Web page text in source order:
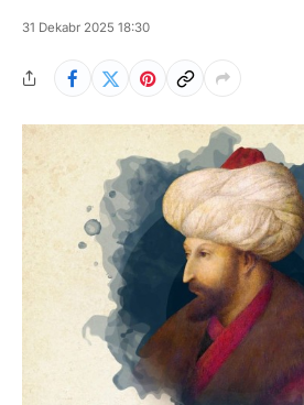
31 Dekabr 2025 18:30